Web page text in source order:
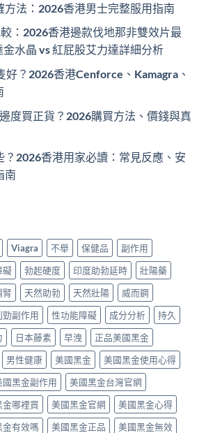
方法：2026香港男士完整服用指南
：2026香港邊款伐地那非雙效片最
水晶 vs 紅屁股艾力達詳細分析
好？2026香港Cenforce、Kamagra、
度買正貨？2026購買方法、價錢與真
？2026香港用家必讀：常見反應、安
南
Viagra 不舉 保健品
副作用
礙 勃起硬度 印度助勃延時
壯陽藥
腎 天然助勃 天然壯陽
威而鋼
勁副作用 性功能障礙 成分分析
持久
日本藤素 早洩
正品美國黑金
男性健康 美國黑金
美國黑金使用心得
國黑金副作用
美國黑金台灣官網
金哪裡買 美國黑金官網
美國黑金心得
金有效嗎 美國黑金正品 美國黑金無效